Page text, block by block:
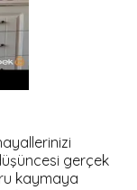
gerçek
kaymaya